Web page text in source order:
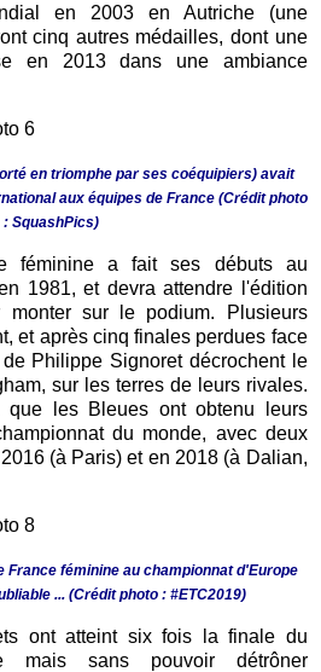
en 2003 en Autriche (une
cinq autres médailles, dont une
en 2013 dans une ambiance
en triomphe par ses coéquipiers) avait
aux équipes de France (Crédit photo
: SquashPics)
féminine a fait ses débuts au
1981, et devra attendre l'édition
sur le podium. Plusieurs
et après cinq finales perdues face
Philippe Signoret décrochent le
sur les terres de leurs rivales.
que les Bleues ont obtenu leurs
du monde, avec deux
(à Paris) et en 2018 (à Dalian,
France féminine au championnat d'Europe
... (Crédit photo : #ETC2019)
ont atteint six fois la finale du
mais sans pouvoir détrôner